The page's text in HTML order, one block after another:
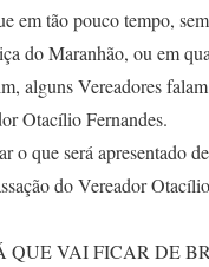
em tão pouco tempo,
do Maranhão, ou em
alguns Vereadores
Otacílio Fernandes.
o que será apresentado
do Vereador
QUE VAI FICAR DE